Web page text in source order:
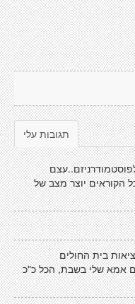
תגובות עלי
יוצר מצב של
בית החולים
אמא שלי בשבת, הכל כ"כ